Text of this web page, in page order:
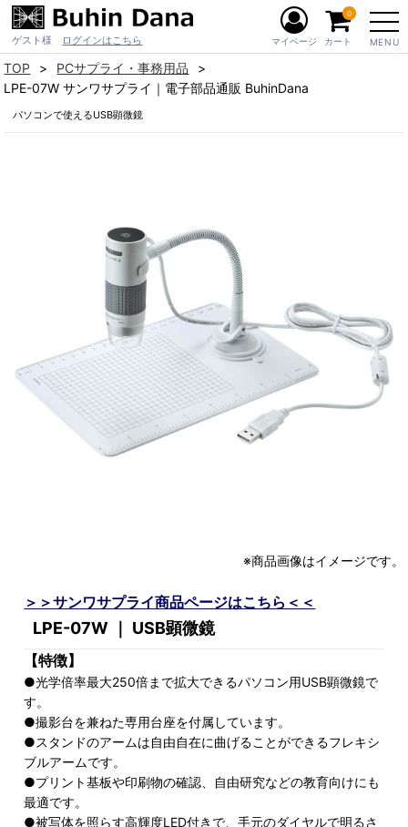
ゲスト様 ログインはこちら MENU
マイページ カート
0
TOP
PCサプライ・事務用品
LPE-07W サンワサプライ｜電子部品通販 BuhinDana
パソコンで使えるUSB顕微鏡
※商品画像はイメージです。
＞＞サンワサプライ商品ページはこちら＜＜
LPE-07W ｜ USB顕微鏡
【特徴】
●光学倍率最大250倍まで拡大できるパソコン用USB顕微鏡で
す。
●撮影台を兼ねた専用台座を付属しています。
●スタンドのアームは自由自在に曲げることができるフレキシ
ブルアームです。
●プリント基板や印刷物の確認、自由研究などの教育向けにも
最適です。
●被写体を照らす高輝度LED付きで、手元のダイヤルで明るさ